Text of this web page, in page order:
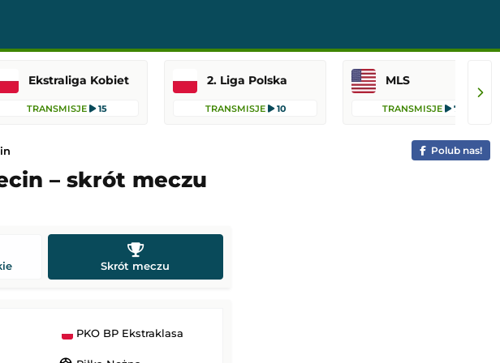
Ekstraliga Kobiet
TRANSMISJE 15
2. Liga Polska
TRANSMISJE 10
MLS
TRANSMISJE 76
Polub nas!
22:30
– skrót meczu
Skrót meczu
PKO BP Ekstraklasa